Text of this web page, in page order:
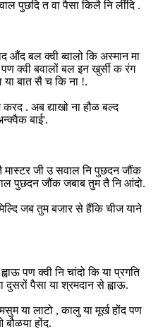
पुछदि त वा पैसा किलै नि लींदि .
औंद बल क्वी ब्वालो कि अस्मान मा
क्वी बवालों बल इन खुर्सी क रंग
बात सै च कि ना !.
करद . अब द्याखो ना हौळ बल्द
बाई'.
जी उ सवाल नि पुछदन जौंक
पुछदन जौंक जबाब तुम तै नि आंदो.
जब तुम बजार से हैंकि चीज याने
पण क्वी नि चांदो कि या प्रगति
दुसरों पैसा या श्रमदान से ह्वाऊ.
या लाटो , कालु या मूर्ख होंद पण
होंद.